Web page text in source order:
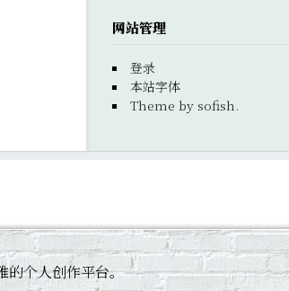
网站管理
登录
本站字体
Theme by sofish.
个人创作平台。